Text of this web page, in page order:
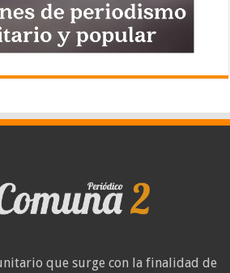
que surge con la finalidad de